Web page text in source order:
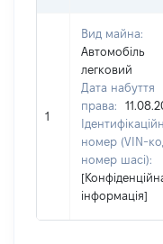
1
Вид майна:
Автомобіль
легковий
Дата набуття
права:
номер (VIN-
номер шасі):
інформація]